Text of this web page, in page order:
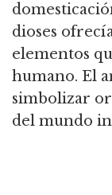
dioses
elementos
humano. El
simbolizar
del mundo